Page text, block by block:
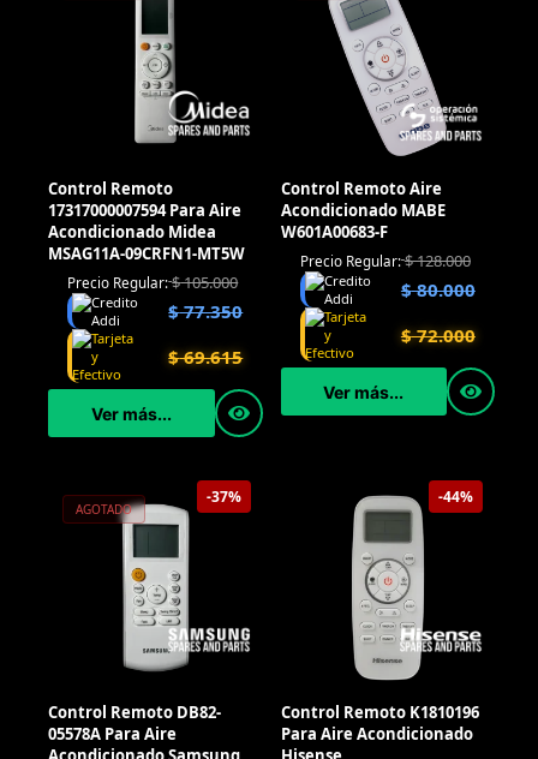
Control Remoto
17317000007594 Para Aire
Acondicionado Midea
MSAG11A-09CRFN1-MT5W
Precio Regular:$105.000
$77.350
$69.615
Ver más...
Control Remoto Aire
Acondicionado MABE
W601A00683-F
Precio Regular:$128.000
$80.000
$72.000
Ver más...
-37%
AGOTADO
Control Remoto DB82-
05578A Para Aire
-44%
Control Remoto K1810196
Para Aire Acondicionado